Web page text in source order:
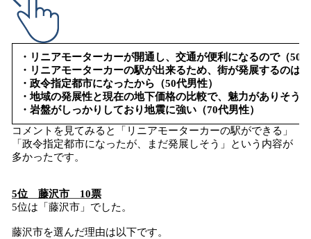
・リニアモーターカーが開通し、交通が便利になるので（50
・リニアモーターカーの駅が出来るため、街が発展するのは
・政令指定都市になったから（50代男性）
・地域の発展性と現在の地下価格の比較で、魅力がありそう
・岩盤がしっかりしており地震に強い（70代男性）
コメントを見てみると「リニアモーターカーの駅ができる」
「政令指定都市になったが、まだ発展しそう」という内容が
多かったです。
5位 藤沢市 10票
5位は「藤沢市」でした。
藤沢市を選んだ理由は以下です。